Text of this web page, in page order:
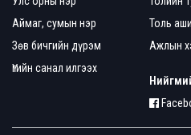
Аймаг, сумын нэр
Зөв бичгийн дүрэм
Үгийн санал илгээх
Толь
Ажлын